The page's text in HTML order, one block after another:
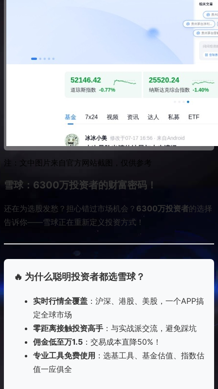
注：文中图片来自官方网站截图，仅供参考
雪球：6300万投资者的财富密码！
还在为选股发愁？担心错过市场机会？ 6300万投资者的选择
告诉你——雪球正在重新定义投资方式！
🔥 为什么聪明投资者都选雪球？
实时行情全覆盖 ：沪深、港股、美股，一个APP搞
定全球市场
零距离接触投资高手 ：与实战派交流，避免踩坑
佣金低至万1.5 ：交易成本直降50%！
专业工具免费使用 ：选基工具、基金估值、指数估
值一应俱全